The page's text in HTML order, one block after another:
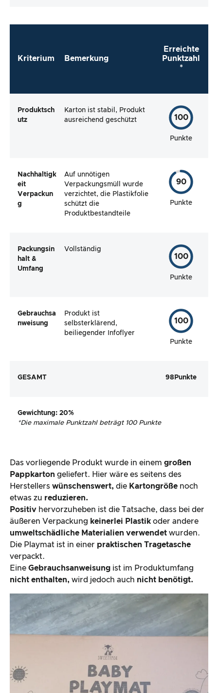
direkt zu verwenden?
Kriterium Bemerkung
Erreichte
Punktzahl
*
Produktsch
utz
Karton ist stabil, Produkt
ausreichend geschützt
100
Punkte
Nachhaltigk
eit
Verpackun
g
Auf unnötigen
Verpackungsmüll wurde
verzichtet, die Plastikfolie
schützt die
Produktbestandteile
90
Punkte
Packungsin
halt &
Umfang
Vollständig
100
Punkte
Gebrauchsa
nweisung
Produkt ist
selbsterklärend,
beiliegender Infoflyer
100
Punkte
GESAMT 98 Punkte
Gewichtung: 20%
*Die maximale Punktzahl beträgt 100 Punkte
Das vorliegende Produkt wurde in einem großen
Pappkarton geliefert. Hier wäre es seitens des
Herstellers wünschenswert, die Kartongröße noch
etwas zu reduzieren.
Positiv hervorzuheben ist die Tatsache, dass bei der
äußeren Verpackung keinerlei Plastik oder andere
umweltschädliche Materialien verwendet wurden.
Die Playmat ist in einer praktischen Tragetasche
verpackt.
Eine Gebrauchsanweisung ist im Produktumfang
nicht enthalten, wird jedoch auch nicht benötigt.